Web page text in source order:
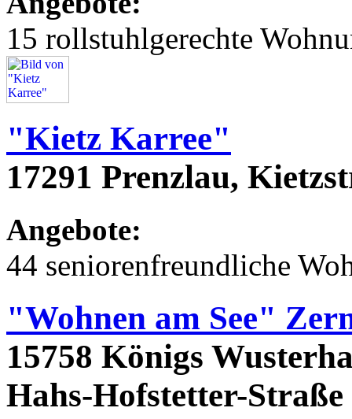
15 rollstuhlgerechte
"Kietz Karree"
17291 Prenzlau,
Angebote:
44 seniorenfreundliche
"Wohnen am See"
15758 Königs
Hahs-Hofstetter-Straße